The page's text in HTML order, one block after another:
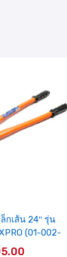
กเส้น 24″ รุ่น
(01-002-